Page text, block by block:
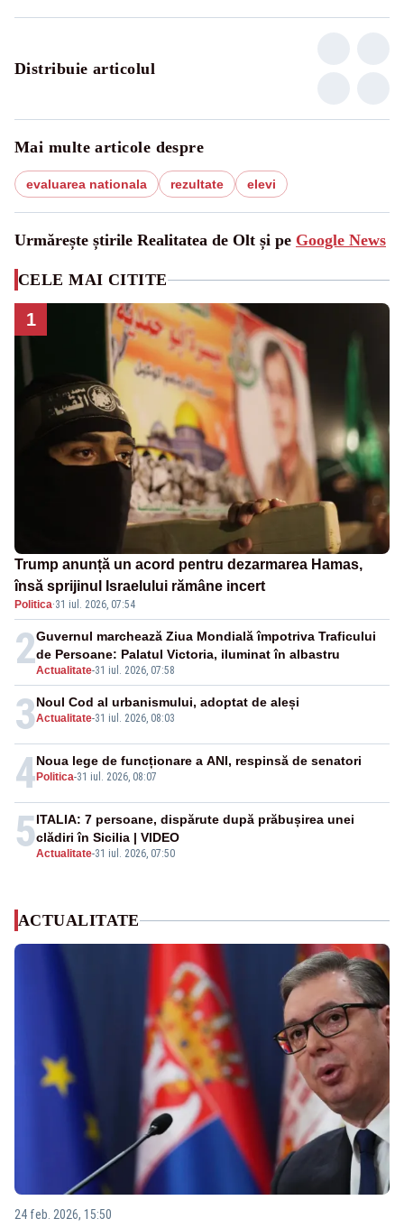
Distribuie articolul
Mai multe articole despre
evaluarea nationala rezultate elevi
Urmărește știrile Realitatea de Olt și pe Google News
CELE MAI CITITE
1
Trump anunță un acord pentru dezarmarea Hamas,
însă sprijinul Israelului rămâne incert
Politica·31 iul. 2026, 07:54
2Actualitate-31 iul. 2026, 07:58
Guvernul marchează Ziua Mondială împotriva Traficului
de Persoane: Palatul Victoria, iluminat în albastru
3Actualitate-31 iul. 2026, 08:03
Noul Cod al urbanismului, adoptat de aleși
4 Politica-31 iul. 2026, 08:07
Noua lege de funcționare a ANI, respinsă de senatori
5Actualitate-31 iul. 2026, 07:50
ITALIA: 7 persoane, dispărute după prăbușirea unei
clădiri în Sicilia | VIDEO
ACTUALITATE
24 feb. 2026, 15:50